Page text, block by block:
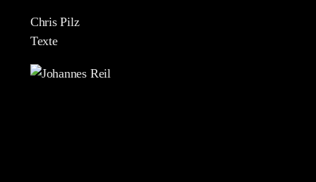
Chris Pilz
Texte